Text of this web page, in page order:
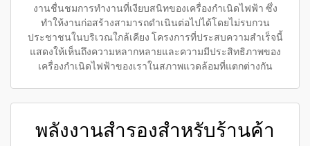
งานชื่นชมการทำงานที่เงียบสนิทของเครื่องกำเนิดไฟฟ้า ซึ่ง
ทำให้งานก่อสร้างสามารถดำเนินต่อไปได้โดยไม่รบกวน
ประชาชนในบริเวณใกล้เคียง โครงการที่ประสบความสำเร็จนี้
แสดงให้เห็นถึงความหลากหลายและความมีประสิทธิภาพของ
เครื่องกำเนิดไฟฟ้าของเราในสภาพแวดล้อมที่แตกต่างกัน
พลังงานสำรองสำหรับร้านค้า